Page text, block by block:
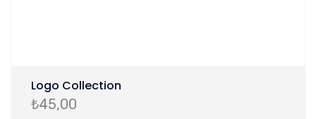
Logo Collection
₺45,00